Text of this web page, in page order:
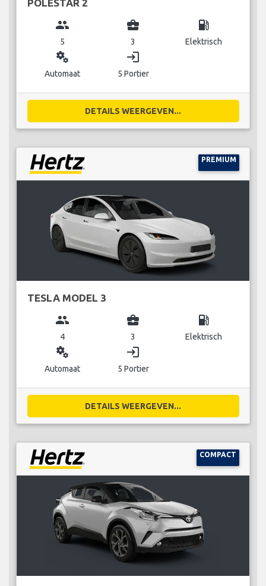
POLESTAR 2
group
5
business_center
3
local_gas_station
Elektrisch
miscellaneous_services
Automaat
login
5 Portier
DETAILS WEERGEVEN...
PREMIUM
TESLA MODEL 3
group
4
business_center
3
local_gas_station
Elektrisch
miscellaneous_services
Automaat
login
5 Portier
DETAILS WEERGEVEN...
COMPACT